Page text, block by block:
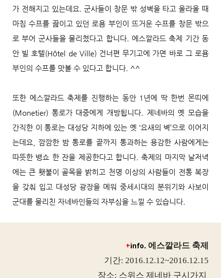
가 전해지고 있는데요. 군사들이 창문 밖 성벽을 타고 올라올 때
마침 수프를 끓이고 있던 로욤 부인이 뜨거운 수프를 창문 밖으
로 부어 군사들을 물리쳤다고 합니다. 에스깔라드 축제 기간 동
안 빌 호텔(Hôtel de Ville) 건너편 무기고에 가면 바로 그 로욤
부인의 수프를 맛볼 수 있다고 합니다. ^^
또한 에스깔라드 축제를 진행하는 동안 1년에 딱 한번 몬띠에
(Monetier) 통로가 대중에게 개방됩니다. 제네바의 옛 모습을
간직한 이 통로는 대성당 지하에 있는 옛 ‘요새의 벽’으로 이어지
는데요, 깜깜한 밤 통로를 끝까지 통과하는 용감한 사람에게는
따뜻한 뱅쇼 한 잔을 제공한다고 합니다. 축제의 마지막 날저녁
에는 큰 횃불이 골목을 밝히고 천명 이상의 사람들이 전통 복장
을 갖춰 입고 대성당 광장을 메워 중세시대의 분위기와 사보이
군대를 물리친 자네바인들의 자부심을 느낄 수 있습니다.
+info. 에스깔라드 축제
기간: 2016.12.12~2016.12.15
장소: 스위스 제네바 구시가지